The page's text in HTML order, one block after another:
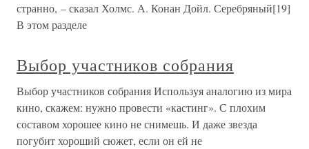
странно, – сказал Холмс. А. Конан Дойл. Серебряный[19]
В этом разделе
Выбор участников собрания
Выбор участников собрания Используя аналогию из мира
кино, скажем: нужно провести «кастинг». С плохим
составом хорошее кино не снимешь. И даже звезда
погубит хороший сюжет, если он ей не